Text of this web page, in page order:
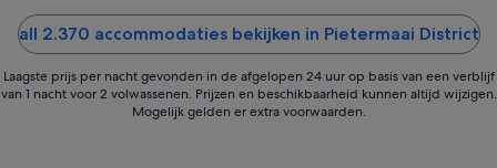
all 2.370 accommodaties bekijken in Pietermaai District
Laagste prijs per nacht gevonden in de afgelopen 24 uur op basis van een verblijf
van 1 nacht voor 2 volwassenen. Prijzen en beschikbaarheid kunnen altijd wijzigen.
Mogelijk gelden er extra voorwaarden.